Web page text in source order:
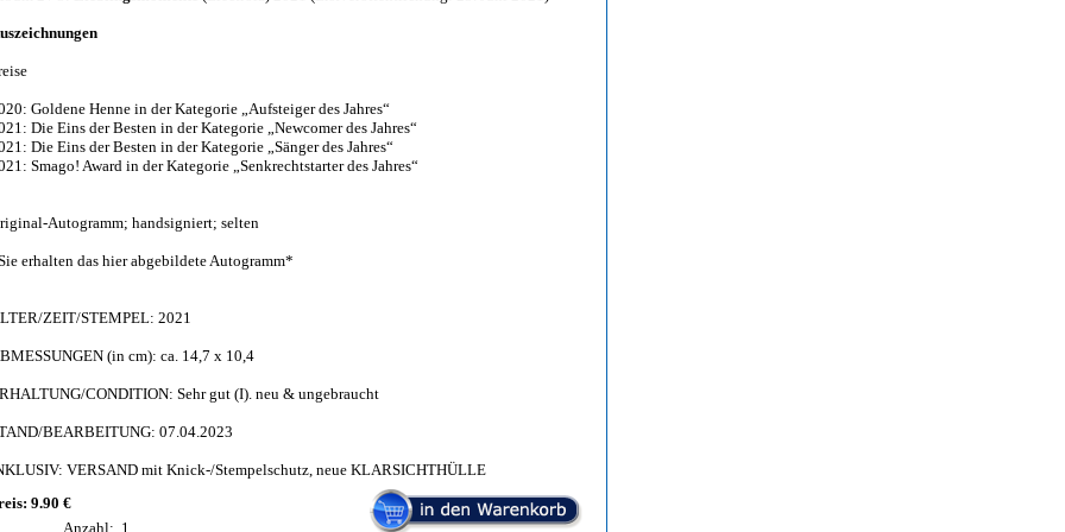
Goldene Henne in der Kategorie „Aufsteiger des Jahres“
Die Eins der Besten in der Kategorie „Newcomer des Jahres“
Die Eins der Besten in der Kategorie „Sänger des Jahres“
Smago! Award in der Kategorie „Senkrechtstarter des Jahres“
Autogramm; handsigniert; selten
erhalten das hier abgebildete Autogramm*
ZEIT/STEMPEL: 2021
(in cm): ca. 14,7 x 10,4
CONDITION: Sehr gut (I). neu & ungebraucht
BEARBEITUNG: 07.04.2023
VERSAND mit Knick-/Stempelschutz, neue KLARSICHTHÜLLE
9.90 €
Anzahl: 1